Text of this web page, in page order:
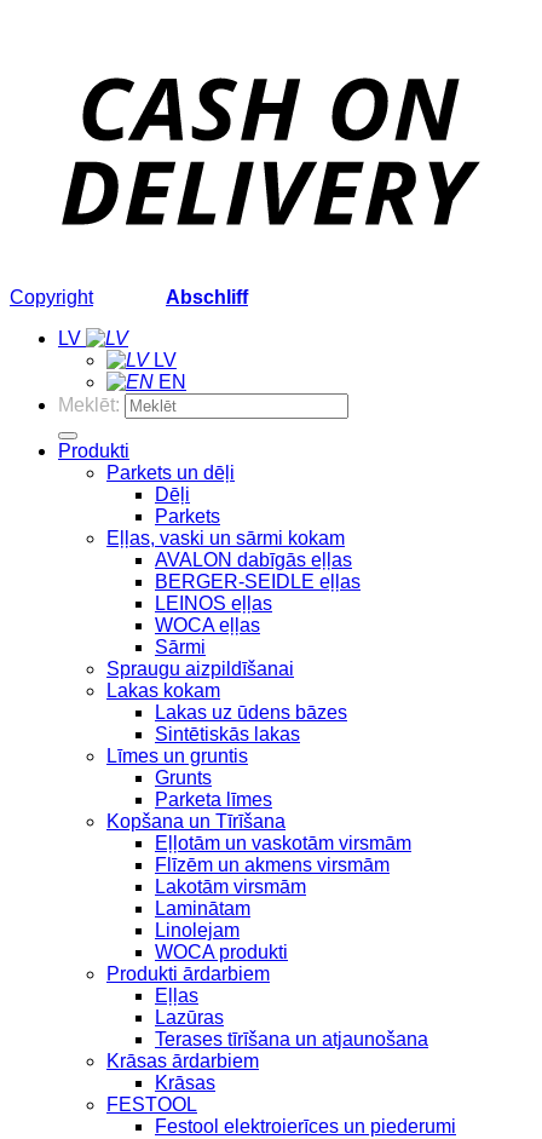
Copyright2026 © Abschliff
LV
LV
EN
Meklēt:
Produkti
Parkets un dēļi
Dēļi
Parkets
Eļļas, vaski un sārmi kokam
AVALON dabīgās eļļas
BERGER-SEIDLE eļļas
LEINOS eļļas
WOCA eļļas
Sārmi
Spraugu aizpildīšanai
Lakas kokam
Lakas uz ūdens bāzes
Sintētiskās lakas
Līmes un gruntis
Grunts
Parketa līmes
Kopšana un Tīrīšana
Eļļotām un vaskotām virsmām
Flīzēm un akmens virsmām
Lakotām virsmām
Laminātam
Linolejam
WOCA produkti
Produkti ārdarbiem
Eļļas
Lazūras
Terases tīrīšana un atjaunošana
Krāsas ārdarbiem
Krāsas
FESTOOL
Festool elektroierīces un piederumi